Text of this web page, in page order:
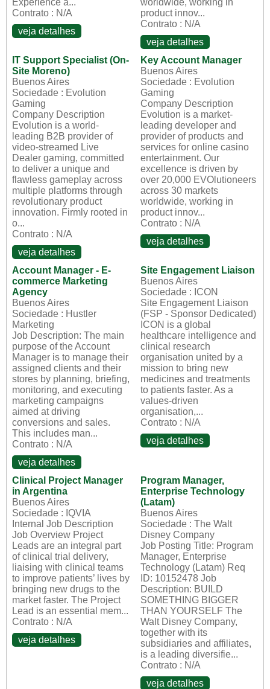
Contrato : N/A
veja detalhes
product innov...
Contrato : N/A
veja detalhes
IT Support Specialist (On-
Site Moreno)
Buenos Aires
Sociedade : Evolution
Gaming
Company Description
Evolution is a world-
leading B2B provider of
video-streamed Live
Dealer gaming, committed
to deliver a unique and
flawless gameplay across
multiple platforms through
revolutionary product
innovation. Firmly rooted in
o...
Contrato : N/A
veja detalhes
Key Account Manager
Buenos Aires
Sociedade : Evolution
Gaming
Company Description
Evolution is a market-
leading developer and
provider of products and
services for online casino
entertainment. Our
excellence is driven by
over 20,000 EVOlutioneers
across 30 markets
worldwide, working in
product innov...
Contrato : N/A
veja detalhes
Account Manager - E-
commerce Marketing
Agency
Buenos Aires
Sociedade : Hustler
Marketing
Job Description: The main
purpose of the Account
Manager is to manage their
assigned clients and their
stores by planning, briefing,
monitoring, and executing
marketing campaigns
aimed at driving
conversions and sales.
This includes man...
Contrato : N/A
veja detalhes
Site Engagement Liaison
Buenos Aires
Sociedade : ICON
Site Engagement Liaison
(FSP - Sponsor Dedicated)
ICON is a global
healthcare intelligence and
clinical research
organisation united by a
mission to bring new
medicines and treatments
to patients faster. As a
values-driven
organisation,...
Contrato : N/A
veja detalhes
Clinical Project Manager
in Argentina
Buenos Aires
Sociedade : IQVIA
Internal Job Description
Job Overview Project
Leads are an integral part
of clinical trial delivery,
liaising with clinical teams
to improve patients’ lives by
bringing new drugs to the
market faster. The Project
Lead is an essential mem...
Contrato : N/A
veja detalhes
Program Manager,
Enterprise Technology
(Latam)
Buenos Aires
Sociedade : The Walt
Disney Company
Job Posting Title: Program
Manager, Enterprise
Technology (Latam) Req
ID: 10152478 Job
Description: BUILD
SOMETHING BIGGER
THAN YOURSELF The
Walt Disney Company,
together with its
subsidiaries and affiliates,
is a leading diversifie...
Contrato : N/A
veja detalhes